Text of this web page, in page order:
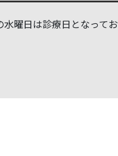
曜日は診療日となって